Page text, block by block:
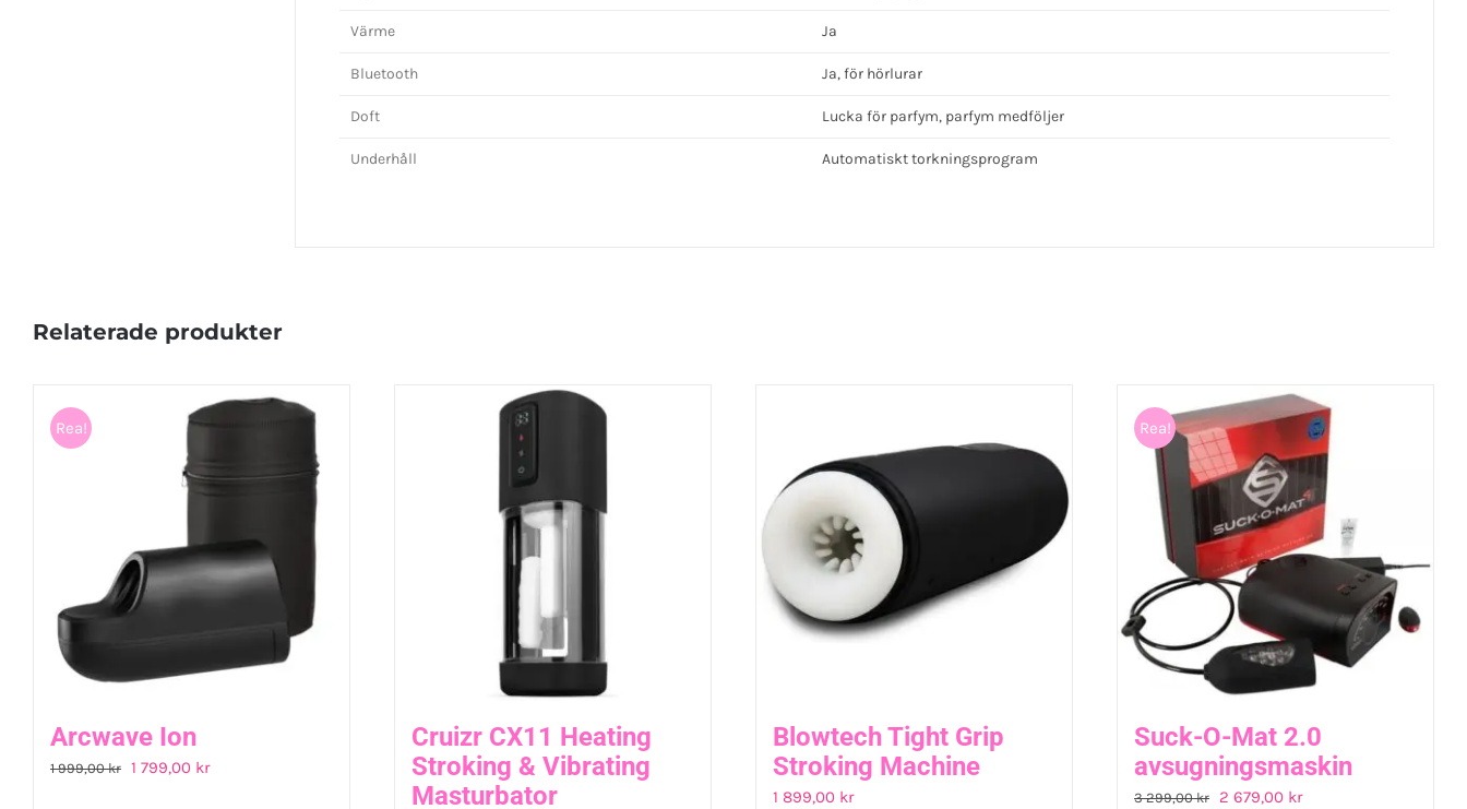
Värme Ja
Bluetooth Ja, för hörlurar
Doft Lucka för parfym, parfym medföljer
Underhåll Automatiskt torkningsprogram
Relaterade produkter
Rea!
Arcwave Ion
1 999,00kr Det
1 799,00 krDet
Cruizr CX11 Heating
Stroking & Vibrating
Masturbator
Blowtech Tight Grip
Stroking Machine
1 899,00 kr
Rea!
Suck-O-Mat 2.0
avsugningsmaskin
3 299,00kr Det
2 679,00 krDet